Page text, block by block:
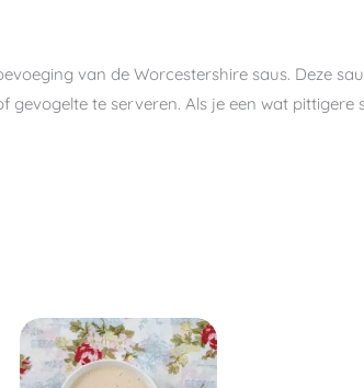
van de Worcestershire saus. Deze
te serveren. Als je een wat